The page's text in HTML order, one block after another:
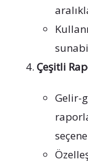
Çeşitli
Gelir-